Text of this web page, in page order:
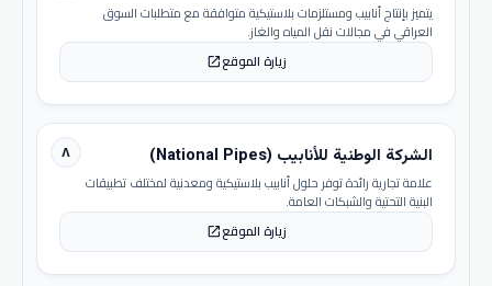
يتميز بإنتاج أنابيب ومستلزمات بلاستيكية متوافقة مع متطلبات السوق
العراقي في مجالات نقل المياه والغاز.
زيارة الموقعopen_in_new
٨ الشركة الوطنية للأنابيب (National Pipes)
علامة تجارية رائدة توفر حلول أنابيب بلاستيكية ومعدنية لمختلف تطبيقات
البنية التحتية والشبكات العامة.
زيارة الموقعopen_in_new